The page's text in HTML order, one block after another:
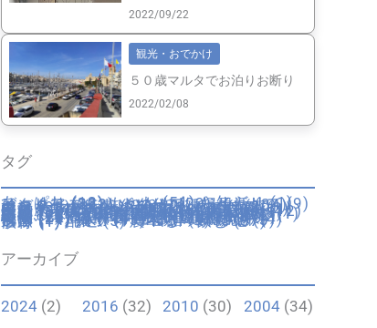
2022/09/22
観光・おでかけ
５０歳マルタでお泊りお断り
2022/02/08
タグ
あっぱれ (13) いいね (51) お知らせ (1)
びっくり (32) もやもや (29) イギリス (9)
イタリア (222) イタリア妊婦生活 (34)
エンターテイメント (20)
カトリック行事 (26) カルチャー (20)
ゴゾ (93) サイト (7) ショップ (17)
スペイン (1) トリュフ (3) フランス (2)
マルタ (42) ミュージアム (5) 不便 (11)
不動産 (7) 乗物・交通 (16) 仮装 (4)
伝統 (5) 便利 (10) 健康 (19) 回想録 (12)
園芸 (6) 夫のピー太郎 (9)
学校・教育 (24) 容姿 (6) 年末年始 (8)
引越し (11) 役所・警察 (3) 心が痛む (1)
思いふける (8) 成長 (16) 手続き (6)
日本 (10) 日本里帰り (20) 日用品 (2)
時間 (2) 歴史 (7) 歴史的建造物 (8)
気候 (25) 海 (13) 湖 (1) 溜息 (19)
物価 (11) 猫 (12) 画材 (1) 病院 (19)
祝う (21) 穴場 (4) 自動車運転免許 (4)
自然 (14) 菓子 (13) 言語 (9) 跡地 (3)
遺跡 (1) 配送 (5) 食べる・飲む (37)
骸骨 (1)
アーカイブ
2024 (2)
2016 (32)
2010 (30)
2004(34)